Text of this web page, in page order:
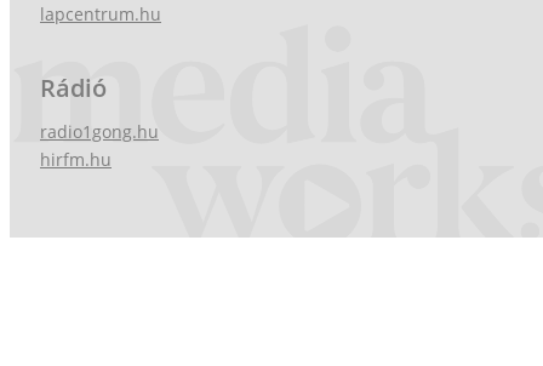
lapcentrum.hu
Rádió
radio1gong.hu
hirfm.hu